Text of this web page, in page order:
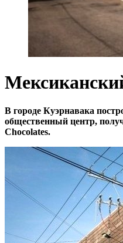
В городе Куэрнавака
общественный центр,
Chocolates.